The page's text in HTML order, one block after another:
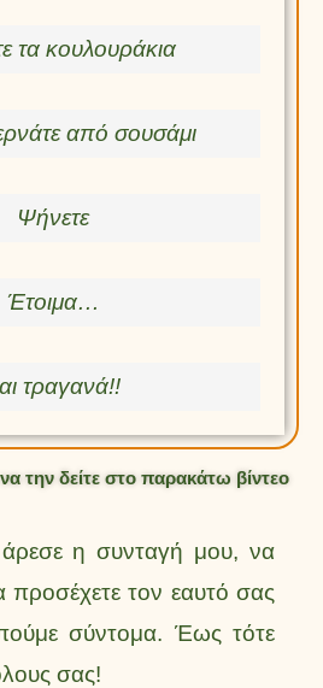
τα κουλουράκια
από σουσάμι
Ψήνετε
Έτοιμα…
τραγανά!!
την δείτε στο παρακάτω βίντεο
η συνταγή μου, να
προσέχετε τον εαυτό σας
σύντομα. Έως τότε
σας!